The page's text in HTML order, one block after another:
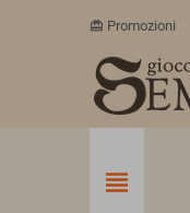
card_giftcard Promozioni
view_headline